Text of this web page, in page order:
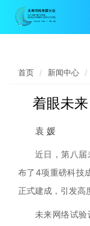
首页 新闻中心
着眼未
袁 媛
近日，第八届
布了4项重磅科技
正式建成，引发高
未来网络试验